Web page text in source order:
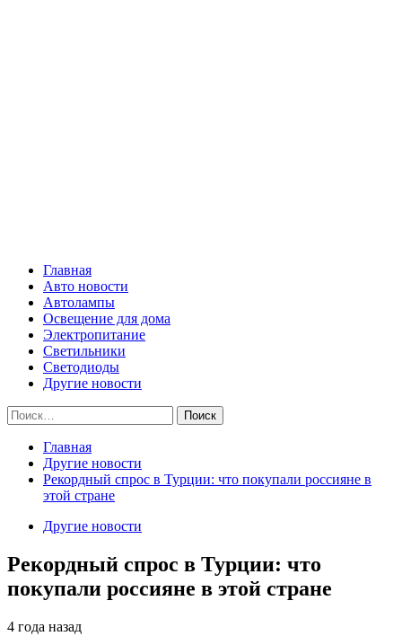
Главная
Авто новости
Автолампы
Освещение для дома
Электропитание
Светильники
Светодиоды
Другие новости
Найти:
Главная
Другие новости
Рекордный спрос в Турции: что покупали россияне в
этой стране
Другие новости
Рекордный спрос в Турции: что
покупали россияне в этой стране
4 года назад